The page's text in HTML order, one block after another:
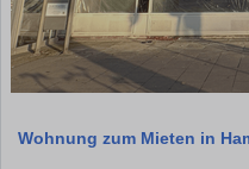
Wohnung zum Mieten in